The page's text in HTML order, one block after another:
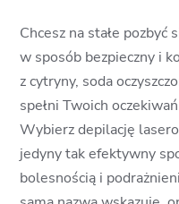
Chcesz na stałe pozbyć
w sposób bezpieczny i
z cytryny, soda
spełni Twoich
Wybierz depilację
jedyny tak efektywny
bolesnością i